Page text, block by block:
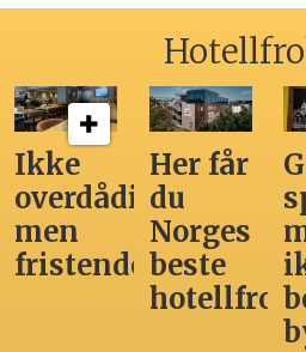
Ikke
overdådig,
men
fristende
Her får
du
Norges
beste